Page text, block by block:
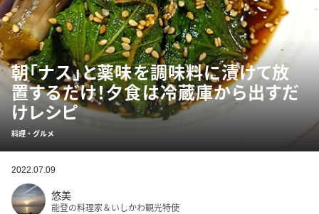
朝「ナス」と薬味を調味料に漬けて放
置するだけ！夕食は冷蔵庫から出すだ
けレシピ
料理・グルメ
2022.07.09
悠美
能登の料理家＆いしかわ観光特使